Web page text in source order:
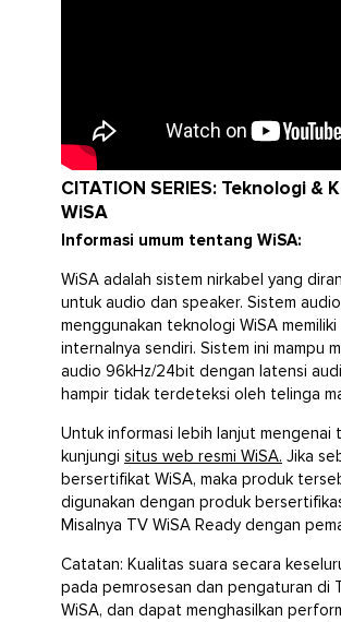
CITATION SERIES: Teknologi &
WiSA
Informasi umum tentang WiSA:
WiSA adalah sistem nirkabel yang
untuk audio dan speaker. Sistem
menggunakan teknologi WiSA
internalnya sendiri. Sistem ini mampu
audio 96kHz/24bit dengan latensi
hampir tidak terdeteksi oleh telinga
Untuk informasi lebih lanjut mengenai
kunjungi situs web resmi WiSA. Jika
bersertifikat WiSA, maka produk
digunakan dengan produk
Misalnya TV WiSA Ready dengan
Catatan: Kualitas suara secara
pada pemrosesan dan pengaturan di
WiSA, dan dapat menghasilkan